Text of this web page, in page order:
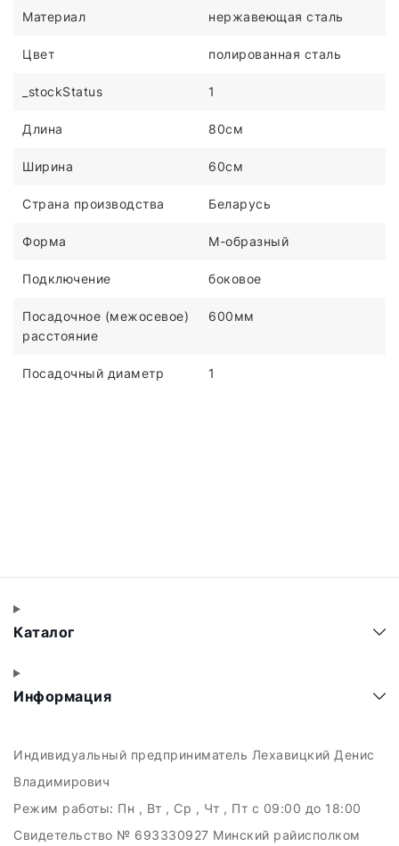
Материал нержавеющая сталь
Цвет полированная сталь
_stockStatus 1
Длина 80см
Ширина 60см
Страна производства Беларусь
Форма М-образный
Подключение боковое
Посадочное (межосевое)
расстояние
600мм
Посадочный диаметр 1
Каталог
Информация
Индивидуальный предприниматель Лехавицкий Денис
Владимирович
Режим работы: Пн , Вт , Ср , Чт , Пт c 09:00 до 18:00
Свидетельство № 693330927 Минский райисполком